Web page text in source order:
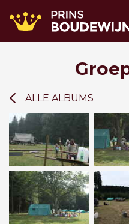
ALLE ALBUMS